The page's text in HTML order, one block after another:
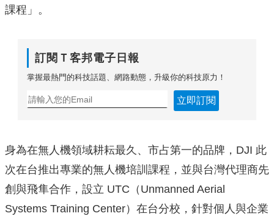
課程」。
訂閱Ｔ客邦電子日報
掌握最熱門的科技話題、網路動態，升級你的科技原力！
立即訂閱
身為在無人機領域耕耘最久、市占第一的品牌，DJI 此
次在台推出專業的無人機培訓課程，並與台灣代理商先
創與飛隼合作，設立 UTC（Unmanned Aerial
Systems Training Center）在台分校，針對個人與企業